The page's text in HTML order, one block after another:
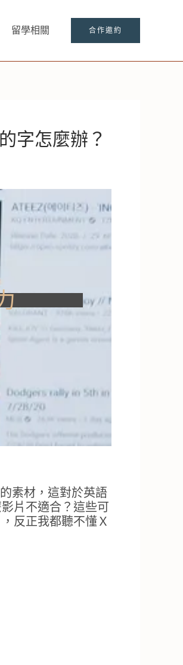
留學相關 合作邀約
字怎麼辦？
素材，這對於英語
片不適合？這些可
反正我都聽不懂Ｘ